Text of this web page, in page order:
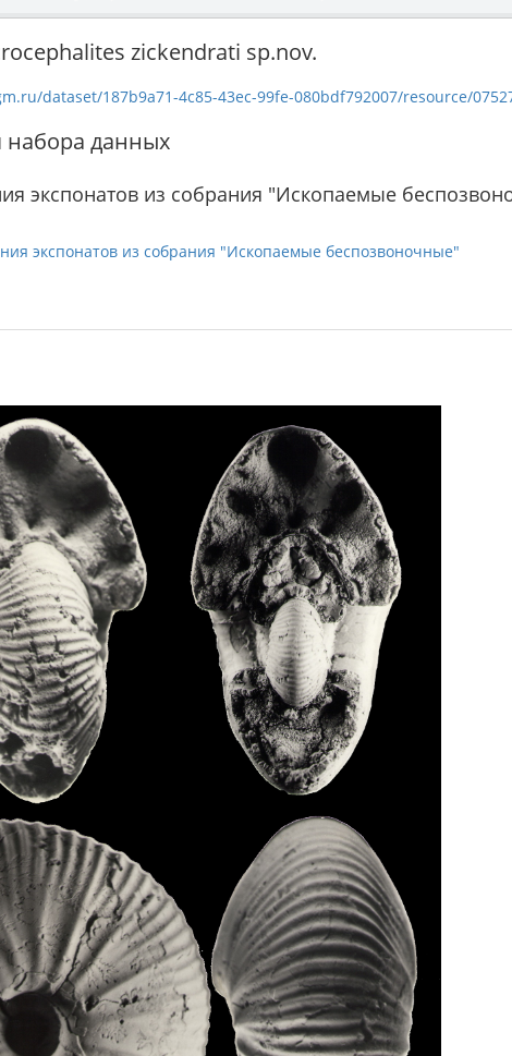
zickendrati sp.nov.
dataset/187b9a71-4c85-43ec-99fe-080bdf792007/resource/07527d92-
набора данных
экспонатов из собрания "Ископаемые
экспонатов из собрания "Ископаемые беспозвоночные"